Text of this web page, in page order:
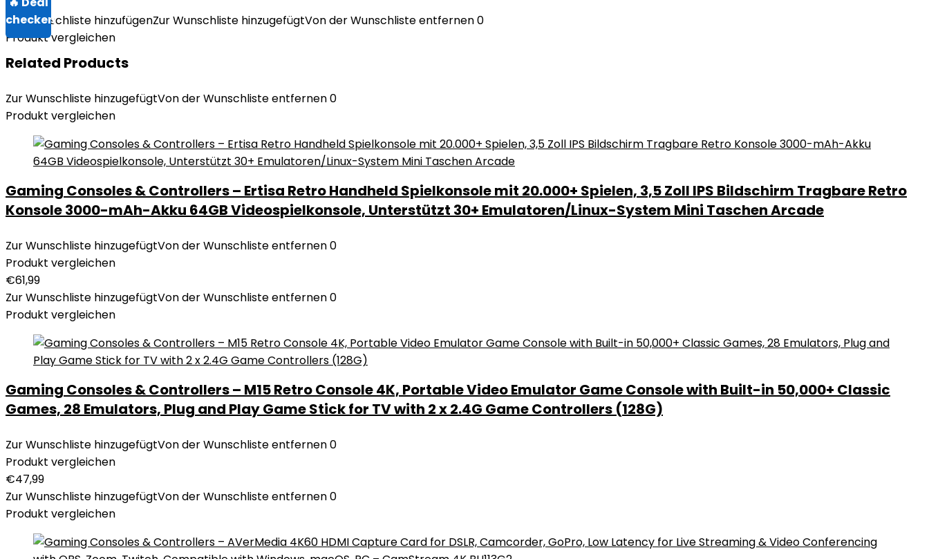
Zur Wunschliste hinzufügenZur Wunschliste hinzugefügtVon der Wunschliste entfernen0
Produkt vergleichen
Related Products
Zur Wunschliste hinzugefügtVon der Wunschliste entfernen0
Produkt vergleichen
Gaming Consoles & Controllers – Ertisa Retro Handheld Spielkonsole mit 20.000+ Spielen, 3,5 Zoll IPS Bildschirm Tragbare Retro
Konsole 3000-mAh-Akku 64GB Videospielkonsole, Unterstützt 30+ Emulatoren/Linux-System Mini Taschen Arcade
Zur Wunschliste hinzugefügtVon der Wunschliste entfernen0
Produkt vergleichen
€61,99
Zur Wunschliste hinzugefügtVon der Wunschliste entfernen0
Produkt vergleichen
Gaming Consoles & Controllers – M15 Retro Console 4K, Portable Video Emulator Game Console with Built-in 50,000+ Classic
Games, 28 Emulators, Plug and Play Game Stick for TV with 2 x 2.4G Game Controllers (128G)
Zur Wunschliste hinzugefügtVon der Wunschliste entfernen0
Produkt vergleichen
€47,99
Zur Wunschliste hinzugefügtVon der Wunschliste entfernen0
Produkt vergleichen